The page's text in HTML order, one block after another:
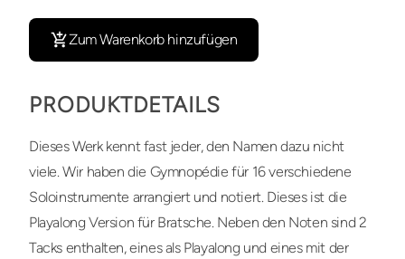
Zum Warenkorb hinzufügen
PRODUKTDETAILS
Dieses Werk kennt fast jeder, den Namen dazu nicht
viele. Wir haben die Gymnopédie für 16 verschiedene
Soloinstrumente arrangiert und notiert. Dieses ist die
Playalong Version für Bratsche. Neben den Noten sind 2
Tacks enthalten, eines als Playalong und eines mit der